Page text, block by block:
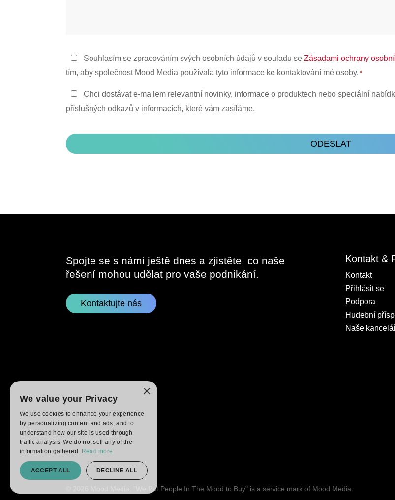
Zásady
ochrany
údajů
*
Souhlasím se zpracováním svých osobních údajů v souladu seZásadami ochrany
tím, aby společnost Mood Media používala tyto informace ke kontaktování mé osoby. *
Zůstaňte
v
Chci dostávat e-mailem relevantní novinky, informace o produktech nebo speciální
příslušných odkazů v informacích, které vám zasíláme.
Spojte se s námi ještě dnes a zjistěte, co naše
řešení mohou udělat pro vaše podnikání.
Kontaktujte nás
Kontakt &
Kontakt
Přihlásit se
Podpora
Hudební
Naše
© 2026 Mood Media. "We Put People In The Mood to Buy" is a service mark of Mood Media.
×
We value your Privacy
We use cookies to enhance your experience
by personalizing content and ads, and to
understand how our site is used through
traffic analysis. We do not sell any of the
information gathered. Read more
ACCEPT ALL DECLINE ALL